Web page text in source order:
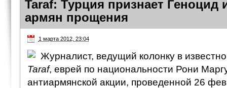
Taraf: Турция признает Геноцид
армян прощения
1 марта 2012, 23:04
Журналист, ведущий колонку в
Taraf, еврей по национальности Рони
антиармянской акции, проведенной 26